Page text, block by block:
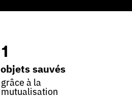
1
objets sauvés
grâce à la
mutualisation